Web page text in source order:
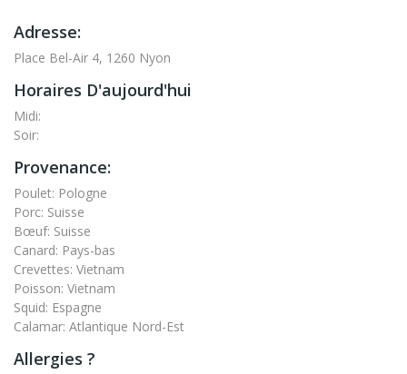
Adresse:
Place Bel-Air 4, 1260 Nyon
Horaires D'aujourd'hui
Midi:
Soir:
Provenance:
Poulet: Pologne
Porc: Suisse
Bœuf: Suisse
Canard: Pays-bas
Crevettes: Vietnam
Poisson: Vietnam
Squid: Espagne
Calamar: Atlantique Nord-Est
Allergies ?